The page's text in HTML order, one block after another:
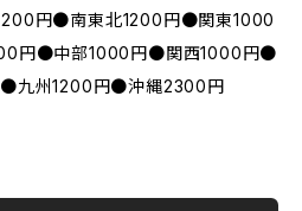
円●南東北1200円●関東1000
円●中部1000円●関西1000円●
九州1200円●沖縄2300円